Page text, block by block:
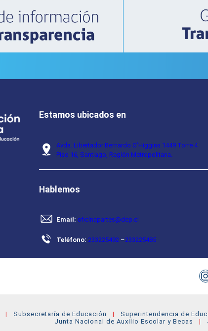
Estamos ubicados en
Avda. Libertador Bernardo O’Higgins 1449 Torre 4
Piso 16, Santiago, Región Metropolitana.
Hablemos
Email: oficinapartes@dep.cl
Teléfono: 233225492 –233225485
Subsecretaría de Educación Superintendencia de
Junta Nacional de Auxilio Escolar y Becas